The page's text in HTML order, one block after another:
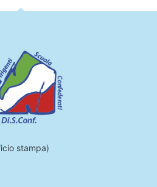
stampa)